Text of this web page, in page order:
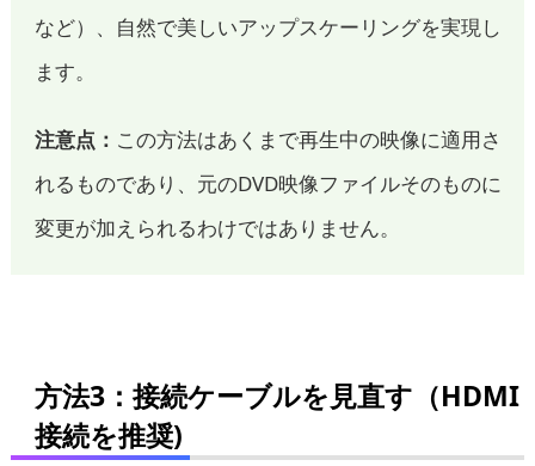
など）、自然で美しいアップスケーリングを実現し
ます。
注意点： この方法はあくまで再生中の映像に適用さ
れるものであり、元のDVD映像ファイルそのものに
変更が加えられるわけではありません。
方法3：接続ケーブルを見直す（HDMI
接続を推奨)